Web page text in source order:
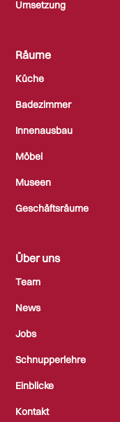
Umsetzung
Räume
Küche
Badezimmer
Innenausbau
Möbel
Museen
Geschäftsräume
Über uns
Team
News
Jobs
Schnupperlehre
Einblicke
Kontakt